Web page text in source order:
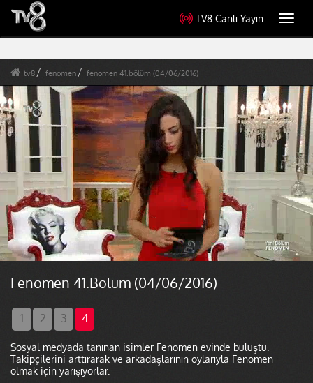
TV8 Canlı Yayın
tv8 fenomen fenomen 41.bölüm (04/06/2016)
Fenomen 41.Bölüm (04/06/2016)
1 2 3 4
Sosyal medyada tanınan isimler Fenomen evinde buluştu.
Takipçilerini arttırarak ve arkadaşlarının oylarıyla Fenomen
olmak için yarışıyorlar.